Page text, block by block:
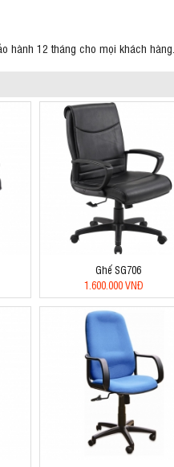
hành 12 tháng cho mọi khách hàng.
Ghế SG706
1.600.000 VNĐ